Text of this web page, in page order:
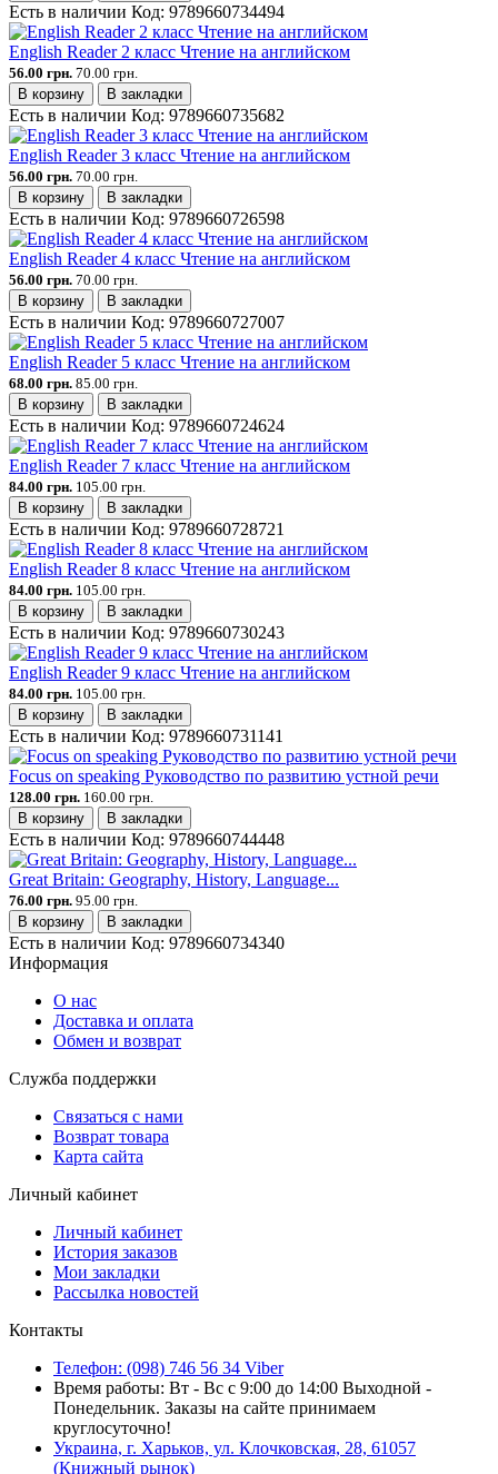
Есть в наличии Код: 9789660734494
English Reader 2 класс Чтение на английском
56.00 грн. 70.00 грн.
В корзину
В закладки
Есть в наличии Код: 9789660735682
English Reader 3 класс Чтение на английском
56.00 грн. 70.00 грн.
В корзину
В закладки
Есть в наличии Код: 9789660726598
English Reader 4 класс Чтение на английском
56.00 грн. 70.00 грн.
В корзину
В закладки
Есть в наличии Код: 9789660727007
English Reader 5 класс Чтение на английском
68.00 грн. 85.00 грн.
В корзину
В закладки
Есть в наличии Код: 9789660724624
English Reader 7 класс Чтение на английском
84.00 грн. 105.00 грн.
В корзину
В закладки
Есть в наличии Код: 9789660728721
English Reader 8 класс Чтение на английском
84.00 грн. 105.00 грн.
В корзину
В закладки
Есть в наличии Код: 9789660730243
English Reader 9 класс Чтение на английском
84.00 грн. 105.00 грн.
В корзину
В закладки
Есть в наличии Код: 9789660731141
Focus on speaking Руководство по развитию устной речи
128.00 грн. 160.00 грн.
В корзину
В закладки
Есть в наличии Код: 9789660744448
Great Britain: Geography, History, Language...
76.00 грн. 95.00 грн.
В корзину
В закладки
Есть в наличии Код: 9789660734340
Информация
О нас
Доставка и оплата
Обмен и возврат
Служба поддержки
Связаться с нами
Возврат товара
Карта сайта
Личный кабинет
Личный кабинет
История заказов
Мои закладки
Рассылка новостей
Контакты
Телефон: (098) 746 56 34 Viber
Время работы: Вт - Вс с 9:00 до 14:00 Выходной -
Понедельник. Заказы на сайте принимаем
круглосуточно!
Украина, г. Харьков, ул. Клочковская, 28, 61057
(Книжный рынок)